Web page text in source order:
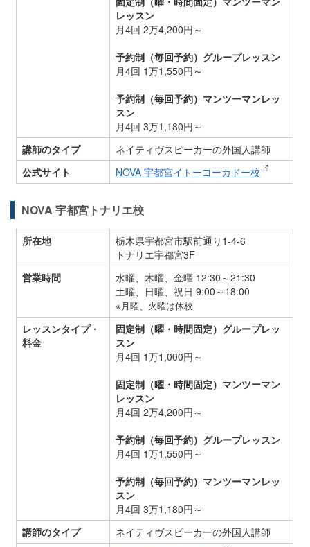
レッスン
月4回 2万4,200円～
予約制（毎回予約）グループレッスン
月4回 1万1,550円～
予約制（毎回予約）マンツーマンレッ
スン
月4回 3万1,180円～
講師のタイプ
ネイティヴスピーカーの外国人講師
公式サイト
NOVA 宇都宮イトーヨーカドー校
NOVA 宇都宮トナリエ校
所在地
栃木県宇都宮市駅前通り1-4-6
トナリエ宇都宮3F
営業時間
水曜、木曜、金曜 12:30～21:30
土曜、日曜、祝日 9:00～18:00
※月曜、火曜は休校
レッスンタイプ・
料金
固定制（曜・時間固定）グループレッ
スン
月4回 1万1,000円～
固定制（曜・時間固定）マンツーマン
レッスン
月4回 2万4,200円～
予約制（毎回予約）グループレッスン
月4回 1万1,550円～
予約制（毎回予約）マンツーマンレッ
スン
月4回 3万1,180円～
講師のタイプ
ネイティヴスピーカーの外国人講師